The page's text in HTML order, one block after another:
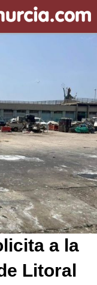
a la
Litoral